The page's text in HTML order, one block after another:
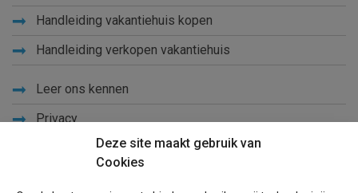
Deze site maakt gebruik van
Cookies
Handleiding vakantiehuis kopen
Handleiding verkopen vakantiehuis
Leer ons kennen
Privacy